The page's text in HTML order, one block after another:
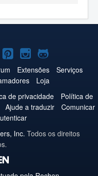
Joomla!
no
Pinterest
Joomla!
no
Instagram
Joomla!
no
GitHub
Extensões
Serviços
Loja
de privacidade
Política de
Ajude a traduzir
Comunicar
Inc. Todos os direitos